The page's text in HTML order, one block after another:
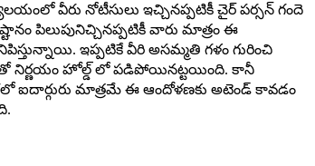
వీరు నోటీసులు ఇచ్చినప్పటికీ చైర్ పర్సన్ గందె
పిలుపునిచ్చినప్పటికీ వారు మాత్రం ఈ
ఇప్పటికే వీరి అసమ్మతి గళం గురించి
నిర్ణయం హోల్డ్ లో పడిపోయినట్టయింది. కానీ
ఐదార్గురు మాత్రమే ఈ ఆందోళణకు అటెండ్ కావడం